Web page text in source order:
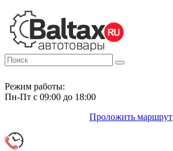
Режим работы:
Пн-Пт с 09:00 до 18:00
Проложить маршрут